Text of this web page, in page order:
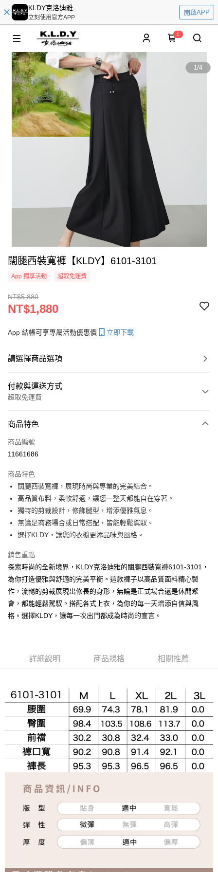
KLDY克洛迪雅
立刻使用官方APP
開啟APP
0
1/4
闊腿西裝寬褲【KLDY】6101-3101
App 獨享活動 超取免運費
NT$5,880
NT$1,880
App 結帳可享專屬活動優惠價 立即下載
請選擇商品選項
付款與運送方式
超取免運費
信用卡一次付款
超商取貨付款
運送方式
全家取貨付款
免運費
付款後全家取貨
免運費
7-11取貨付款
免運費
付款後7-11取貨
免運費
商品特色
商品編號
11661686
商品特色
闊腿西裝寬褲，展現時尚與專業的完美結合。
高品質布料，柔軟舒適，讓您一整天都能自在穿著。
獨特的剪裁設計，修飾腿型，增添優雅氣息。
無論是商務場合或日常搭配，皆能輕鬆駕馭。
選擇KLDY，讓您的衣櫥更添品味與風格。
銷售重點
探索時尚的全新境界，KLDY克洛迪雅的闊腿西裝寬褲6101-3101，
為你打造優雅與舒適的完美平衡。這款褲子以高品質面料精心製
作，流暢的剪裁展現出修長的身形，無論是正式場合還是休閒聚
會，都能輕鬆駕馭。搭配各式上衣，為你的每一天增添自信與風
格。選擇KLDY，讓每一次出門都成為時尚的宣言。
詳細說明 商品規格 相關推薦